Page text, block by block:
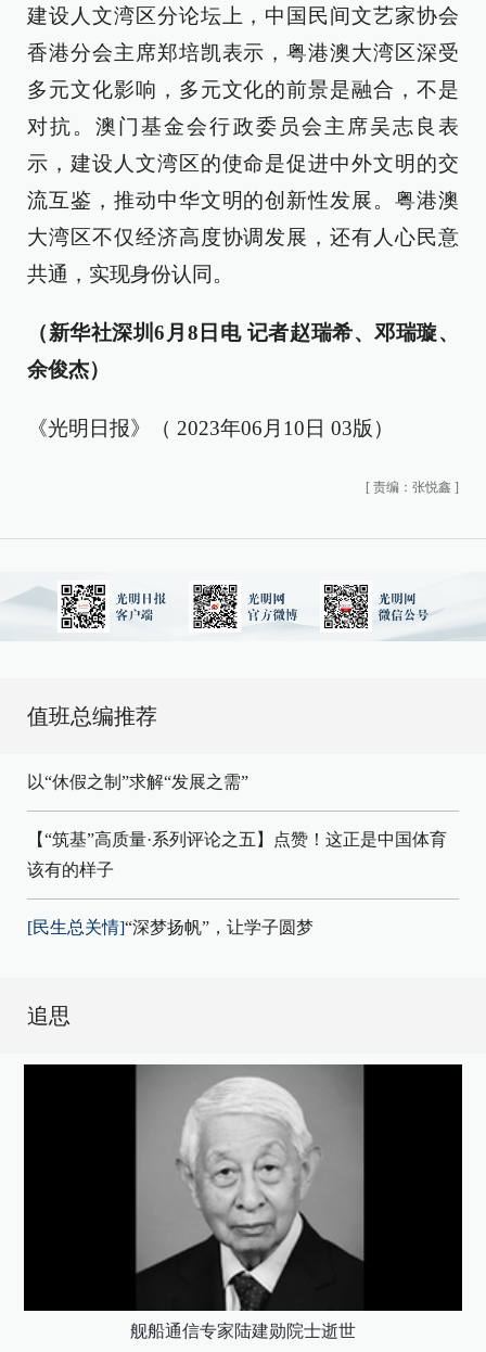
建设人文湾区分论坛上，中国民间文艺家协会
香港分会主席郑培凯表示，粤港澳大湾区深受
多元文化影响，多元文化的前景是融合，不是
对抗。澳门基金会行政委员会主席吴志良表
示，建设人文湾区的使命是促进中外文明的交
流互鉴，推动中华文明的创新性发展。粤港澳
大湾区不仅经济高度协调发展，还有人心民意
共通，实现身份认同。
（新华社深圳6月8日电 记者赵瑞希、邓瑞璇、
余俊杰）
《光明日报》（ 2023年06月10日 03版）
[ 责编：张悦鑫 ]
值班总编推荐
以“休假之制”求解“发展之需”
【“筑基”高质量·系列评论之五】点赞！这正是中国体育
该有的样子
[民生总关情]“深梦扬帆”，让学子圆梦
追思
舰船通信专家陆建勋院士逝世